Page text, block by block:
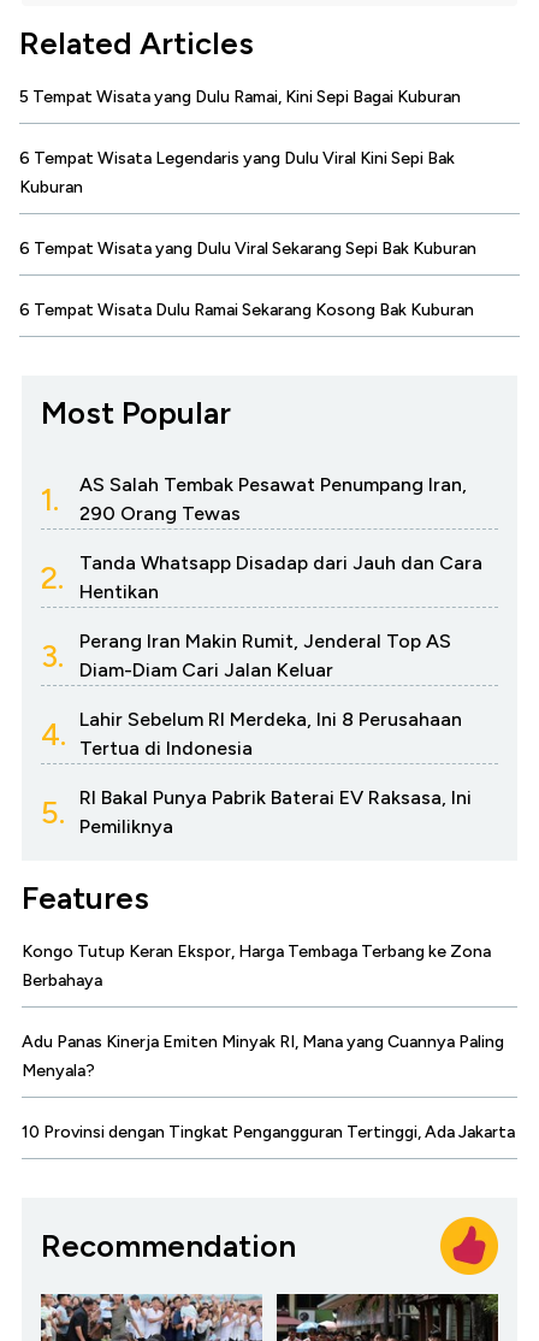
Related Articles
5 Tempat Wisata yang Dulu Ramai, Kini Sepi Bagai Kuburan
6 Tempat Wisata Legendaris yang Dulu Viral Kini Sepi Bak
Kuburan
6 Tempat Wisata yang Dulu Viral Sekarang Sepi Bak Kuburan
6 Tempat Wisata Dulu Ramai Sekarang Kosong Bak Kuburan
Most Popular
1.
AS Salah Tembak Pesawat Penumpang Iran,
290 Orang Tewas
2.
Tanda Whatsapp Disadap dari Jauh dan Cara
Hentikan
3.
Perang Iran Makin Rumit, Jenderal Top AS
Diam-Diam Cari Jalan Keluar
4.
Lahir Sebelum RI Merdeka, Ini 8 Perusahaan
Tertua di Indonesia
5.
RI Bakal Punya Pabrik Baterai EV Raksasa, Ini
Pemiliknya
Features
Kongo Tutup Keran Ekspor, Harga Tembaga Terbang ke Zona
Berbahaya
Adu Panas Kinerja Emiten Minyak RI, Mana yang Cuannya Paling
Menyala?
10 Provinsi dengan Tingkat Pengangguran Tertinggi, Ada Jakarta
Recommendation